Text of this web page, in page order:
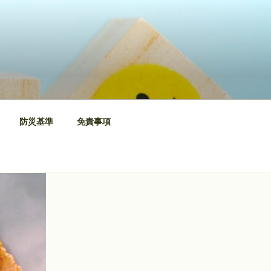
防災基準 免責事項